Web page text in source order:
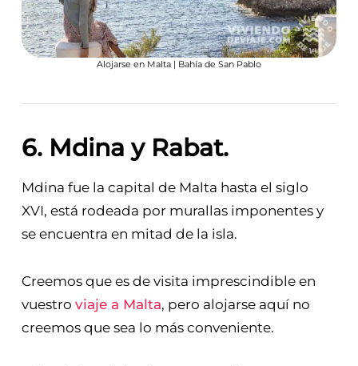
Alojarse en Malta | Bahía de San Pablo
6. Mdina y Rabat.
Mdina fue la capital de Malta hasta el siglo
XVI, está rodeada por murallas imponentes y
se encuentra en mitad de la isla.
Creemos que es de visita imprescindible en
vuestro viaje a Malta, pero alojarse aquí no
creemos que sea lo más conveniente.